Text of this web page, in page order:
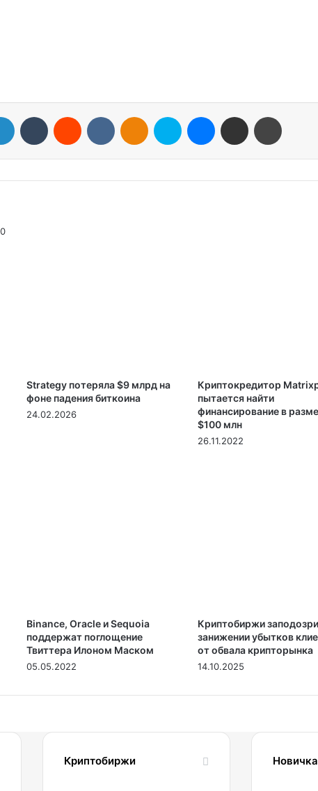
Strategy потеряла $9 млрд на
фоне падения биткоина
24.02.2026
Криптокредитор
пытается найти
финансирование в
$100 млн
26.11.2022
Binance, Oracle и Sequoia
поддержат поглощение
Твиттера Илоном Маском
05.05.2022
Криптобиржи
занижении убытков
от обвала крипторынка
14.10.2025
Криптобиржи